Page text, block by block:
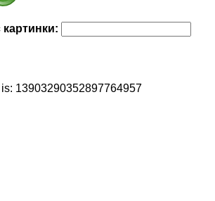
картинки:
13903290352897764957